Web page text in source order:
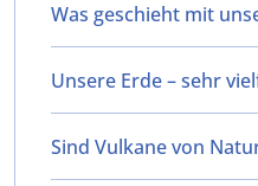
Was geschieht mit
Unsere Erde – sehr
Sind Vulkane von